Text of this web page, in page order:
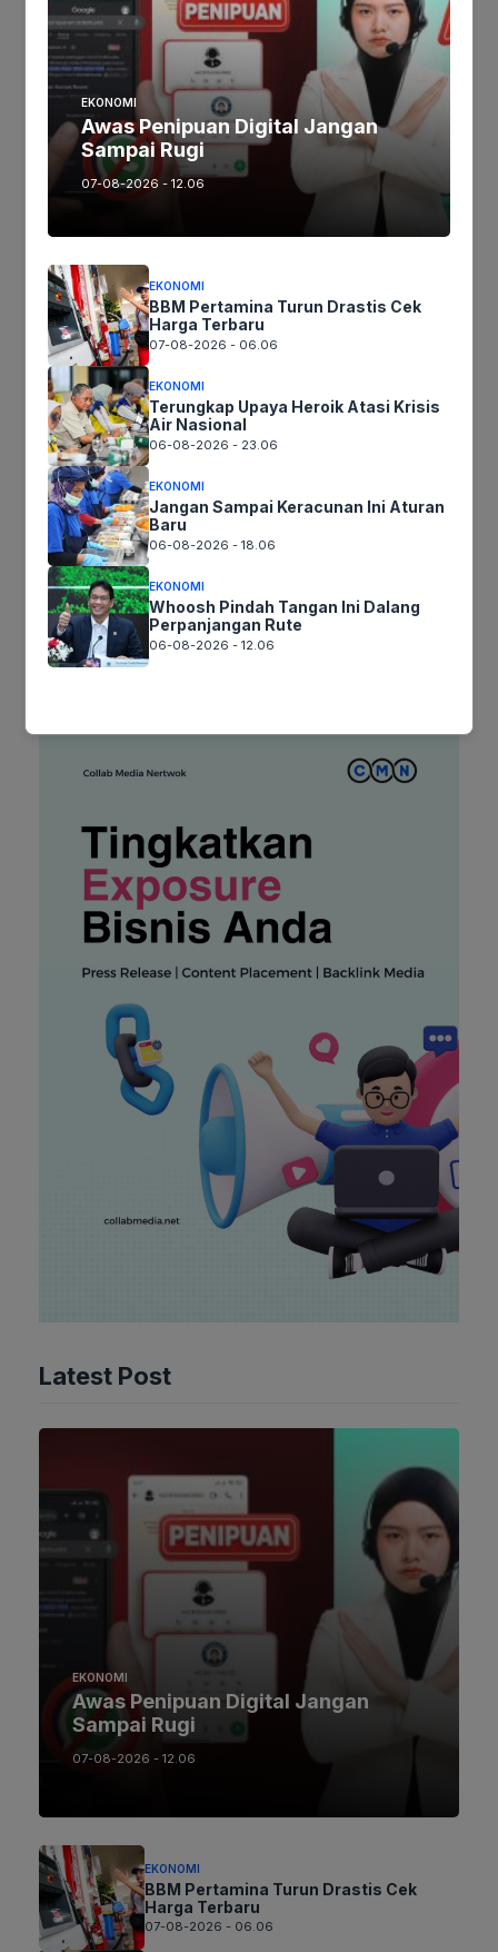
Tinggalkan komentar
Komentar
Nama
Surel
Situs
web
Simpan nama, email, dan situs web saya pada peramban ini
untuk komentar saya berikutnya.
Latest Post
EKONOMI
Awas Penipuan Digital Jangan
Sampai Rugi
07-08-2026 - 12.06
EKONOMI
BBM Pertamina Turun Drastis Cek
Harga Terbaru
07-08-2026 - 06.06
EKONOMI
Awas Penipuan Digital Jangan
Sampai Rugi
07-08-2026 - 12.06
EKONOMI
BBM Pertamina Turun Drastis Cek
Harga Terbaru
07-08-2026 - 06.06
EKONOMI
Terungkap Upaya Heroik Atasi Krisis
Air Nasional
06-08-2026 - 23.06
EKONOMI
Jangan Sampai Keracunan Ini Aturan
Baru
06-08-2026 - 18.06
EKONOMI
Whoosh Pindah Tangan Ini Dalang
Perpanjangan Rute
06-08-2026 - 12.06